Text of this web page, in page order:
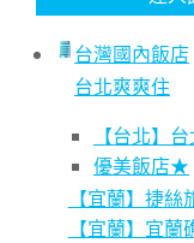
台灣國內飯店
台北爽爽住
【台北】
優美飯店★
【宜蘭】捷
【宜蘭】宜